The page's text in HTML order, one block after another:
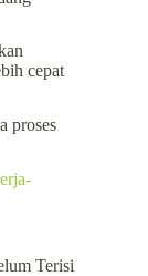
cepat
proses
Terisi